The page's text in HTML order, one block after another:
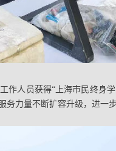
作人员获得“上海市民终身
力量不断扩容升级，进一